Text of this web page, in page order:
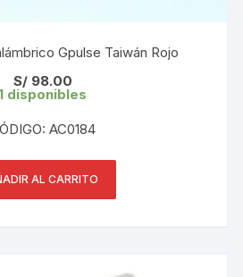
Gpulse Taiwán Rojo
S/98.00
disponibles
AC0184
AL CARRITO